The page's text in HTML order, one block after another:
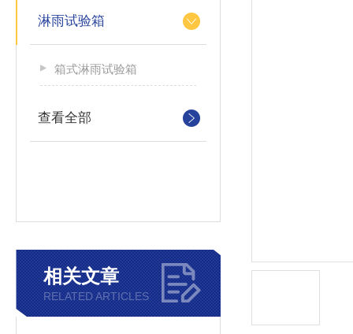
淋雨试验箱
箱式淋雨试验箱
查看全部
相关文章
RELATED ARTICLES